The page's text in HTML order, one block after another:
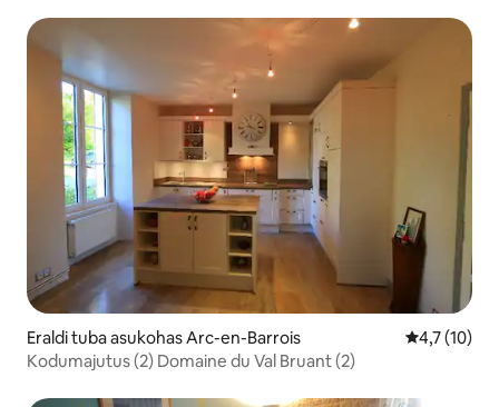
Eraldi tuba asukohas Arc-en-Barrois Keskmine
4,7 (10)
Kodumajutus (2) Domaine du Val Bruant (2)